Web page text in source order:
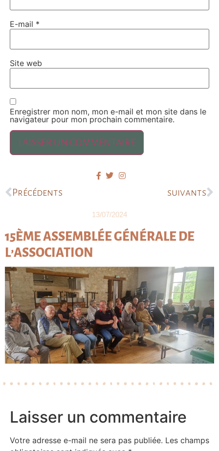
E-mail *
Site web
Enregistrer mon nom, mon e-mail et mon site dans le
navigateur pour mon prochain commentaire.
Précédents suivants
13/07/2024
15ÈME ASSEMBLÉE GÉNÉRALE DE
L’ASSOCIATION
Laisser un commentaire
Votre adresse e-mail ne sera pas publiée. Les champs